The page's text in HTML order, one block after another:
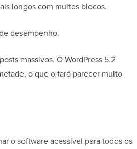
longos com muitos blocos.
desempenho.
massivos. O WordPress 5.2
o que o fará parecer muito
o software acessível para todos os